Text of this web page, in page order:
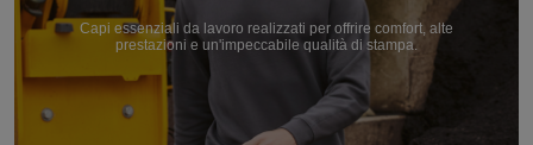
Capi essenziali da lavoro realizzati per offrire comfort, alte
prestazioni e un'impeccabile qualità di stampa.